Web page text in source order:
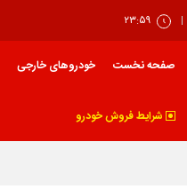
۲۳:۵۹
صفحه نخست خودروهای خارجی
شرایط فروش خودرو